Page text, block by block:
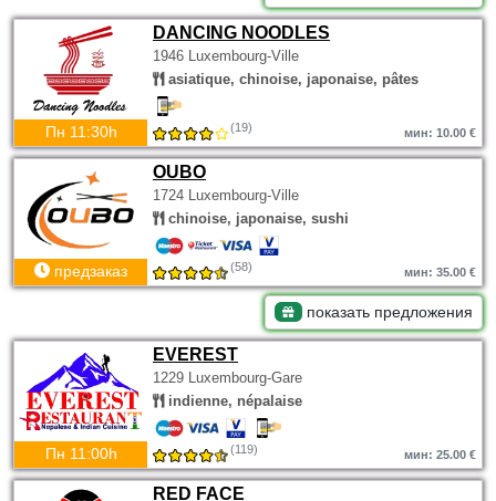
DANCING NOODLES
1946 Luxembourg-Ville
asiatique, chinoise, japonaise, pâtes
Пн 11:30h (19) мин: 10.00 €
OUBO
1724 Luxembourg-Ville
chinoise, japonaise, sushi
предзаказ (58) мин: 35.00 €
показать предложения
EVEREST
1229 Luxembourg-Gare
indienne, népalaise
Пн 11:00h (119) мин: 25.00 €
RED FACE